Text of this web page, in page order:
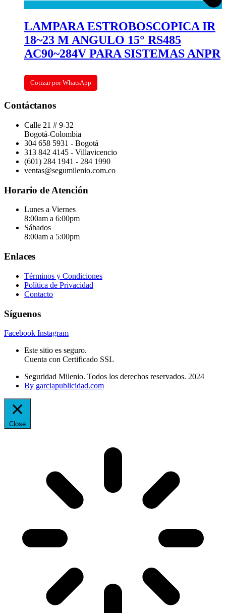
LAMPARA ESTROBOSCOPICA IR
18~23 M ANGULO 15° RS485
AC90~284V PARA SISTEMAS ANPR
Cotizar por WhatsApp
Contáctanos
Calle 21 # 9-32
Bogotá-Colombia
304 658 5931 - Bogotá
313 842 4145 - Villavicencio
(601) 284 1941 - 284 1990
ventas@segumilenio.com.co
Horario de Atención
Lunes a Viernes
8:00am a 6:00pm
Sábados
8:00am a 5:00pm
Enlaces
Términos y Condiciones
Política de Privacidad
Contacto
Síguenos
Facebook Instagram
Este sitio es seguro.
Cuenta con Certificado SSL
Seguridad Milenio. Todos los derechos reservados. 2024
By garciapublicidad.com
Close